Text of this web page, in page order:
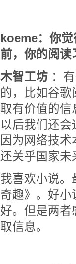
koeme：你
前，你的阅读
木智工坊 ：
的，比如谷
取有价值的信
以后我们还
因为网络技
还关乎国家未
我喜欢小说。
奇趣》。好小
好。但是两者
取信息。